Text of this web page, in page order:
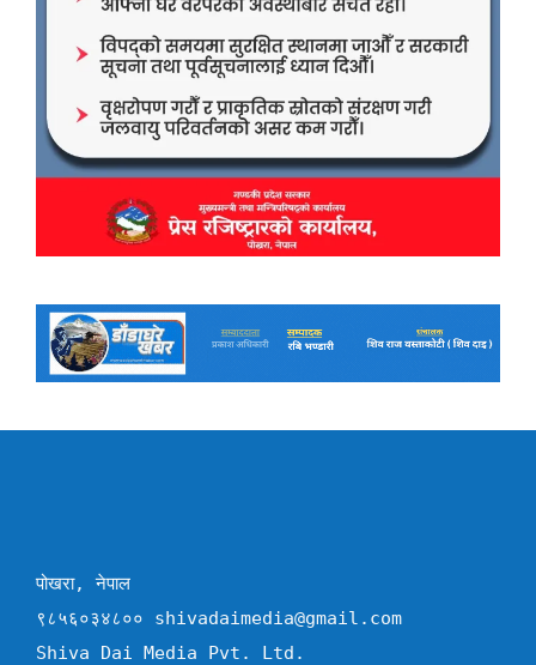
पोखरा, नेपाल
९८५६०३४८०० shivadaimedia@gmail.com
Shiva Dai Media Pvt. Ltd.